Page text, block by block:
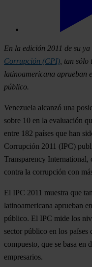
En la edición 2011 de su
Corrupción (CPI) , tan
latinoamericana aprueban
público.
Venezuela alcanzó una
sobre 10 en la evaluación
entre 182 países que han
Corrupción 2011 (IPC)
Transparency
contra la corrupción con
El IPC 2011 muestra que
latinoamericana aprueban
público. El IPC mide los
sector público en los
compuesto, que se basa en
empresarios.